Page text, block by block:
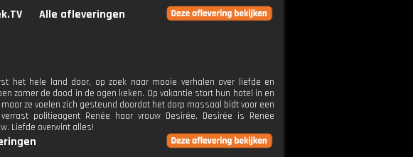
Alle afleveringen
het hele land door, op zoek naar mooie verhalen over liefde en
zomer de dood in de ogen keken. Op vakantie stort hun hotel in en
ze voelen zich gesteund doordat het dorp massaal bidt voor een
politieagent Renée haar vrouw Desirée. Desirée is Renée
Liefde overwint alles!